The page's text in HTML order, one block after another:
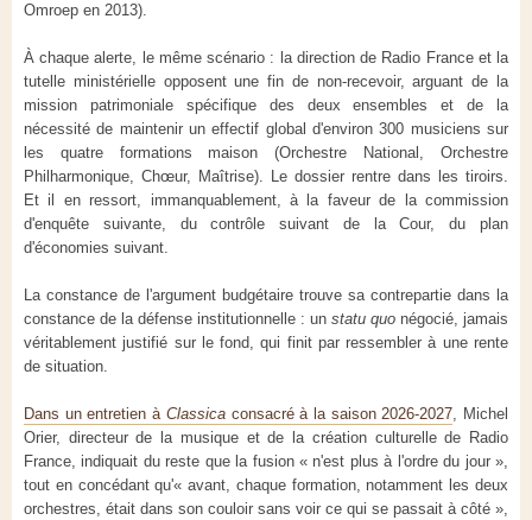
Omroep en 2013).
À chaque alerte, le même scénario : la direction de Radio France et la
tutelle ministérielle opposent une fin de non-recevoir, arguant de la
mission patrimoniale spécifique des deux ensembles et de la
nécessité de maintenir un effectif global d'environ 300 musiciens sur
les quatre formations maison (Orchestre National, Orchestre
Philharmonique, Chœur, Maîtrise). Le dossier rentre dans les tiroirs.
Et il en ressort, immanquablement, à la faveur de la commission
d'enquête suivante, du contrôle suivant de la Cour, du plan
d'économies suivant.
La constance de l'argument budgétaire trouve sa contrepartie dans la
constance de la défense institutionnelle : un statu quo négocié, jamais
véritablement justifié sur le fond, qui finit par ressembler à une rente
de situation.
Dans un entretien à Classicaconsacré à la saison 2026-2027, Michel
Orier, directeur de la musique et de la création culturelle de Radio
France, indiquait du reste que la fusion « n'est plus à l'ordre du jour »,
tout en concédant qu'« avant, chaque formation, notamment les deux
orchestres, était dans son couloir sans voir ce qui se passait à côté »,